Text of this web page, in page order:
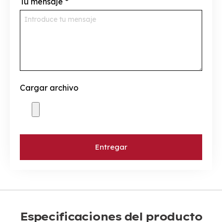
Cargar archivo
Entregar
Especificaciones del producto